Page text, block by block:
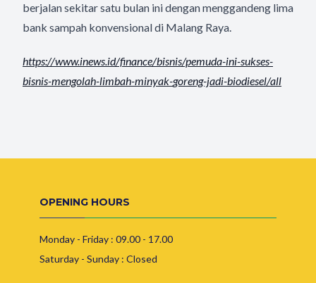
berjalan sekitar satu bulan ini dengan menggandeng lima
bank sampah konvensional di Malang Raya.
https://www.inews.id/finance/bisnis/pemuda-ini-sukses-
bisnis-mengolah-limbah-minyak-goreng-jadi-biodiesel/all
OPENING HOURS
Monday - Friday : 09.00 - 17.00
Saturday - Sunday : Closed